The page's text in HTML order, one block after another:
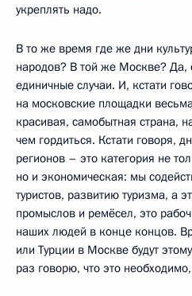
укреплять надо.
В то же время где же дни
народов? В той же Москве? Да,
единичные случаи. И, кстати
на московские площадки
красивая, самобытная страна,
чем гордиться. Кстати говоря,
регионов – это категория не
но и экономическая: мы
туристов, развитию туризма, а
промыслов и ремёсел, это
наших людей в конце концов.
или Турции в Москве будут
раз говорю, что это